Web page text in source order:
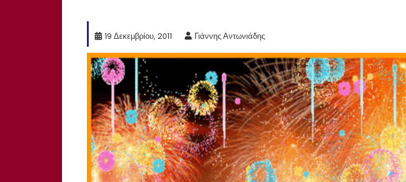
19 Δεκεμβρίου, 2011 Γιάννης Αντωνιάδης